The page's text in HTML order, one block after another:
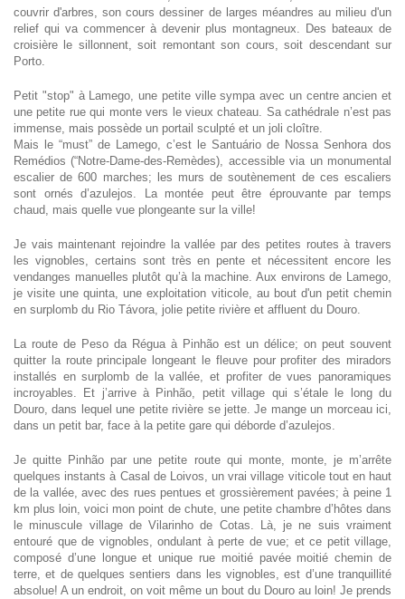
couvrir d'arbres, son cours dessiner de larges méandres au milieu d'un
relief qui va commencer à devenir plus montagneux. Des bateaux de
croisière le sillonnent, soit remontant son cours, soit descendant sur
Porto.
Petit "stop" à Lamego, une petite ville sympa avec un centre ancien et
une petite rue qui monte vers le vieux chateau. Sa cathédrale n’est pas
immense, mais possède un portail sculpté et un joli cloître.
Mais le “must” de Lamego, c’est le Santuário de Nossa Senhora dos
Remédios (“Notre-Dame-des-Remèdes), accessible via un monumental
escalier de 600 marches; les murs de soutènement de ces escaliers
sont ornés d’azulejos. La montée peut être éprouvante par temps
chaud, mais quelle vue plongeante sur la ville!
Je vais maintenant rejoindre la vallée par des petites routes à travers
les vignobles, certains sont très en pente et nécessitent encore les
vendanges manuelles plutôt qu’à la machine. Aux environs de Lamego,
je visite une quinta, une exploitation viticole, au bout d'un petit chemin
en surplomb du Rio Távora, jolie petite rivière et affluent du Douro.
La route de Peso da Régua à Pinhão est un délice; on peut souvent
quitter la route principale longeant le fleuve pour profiter des miradors
installés en surplomb de la vallée, et profiter de vues panoramiques
incroyables. Et j’arrive à Pinhão, petit village qui s’étale le long du
Douro, dans lequel une petite rivière se jette. Je mange un morceau ici,
dans un petit bar, face à la petite gare qui déborde d’azulejos.
Je quitte Pinhão par une petite route qui monte, monte, je m’arrête
quelques instants à Casal de Loivos, un vrai village viticole tout en haut
de la vallée, avec des rues pentues et grossièrement pavées; à peine 1
km plus loin, voici mon point de chute, une petite chambre d’hôtes dans
le minuscule village de Vilarinho de Cotas. Là, je ne suis vraiment
entouré que de vignobles, ondulant à perte de vue; et ce petit village,
composé d’une longue et unique rue moitié pavée moitié chemin de
terre, et de quelques sentiers dans les vignobles, est d’une tranquillité
absolue! A un endroit, on voit même un bout du Douro au loin! Je prends